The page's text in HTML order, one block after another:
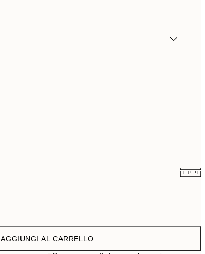
19,95 €
32,45 €
AGGIUNGI AL CARRELLO